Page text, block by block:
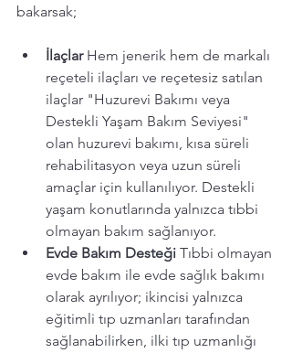
bakarsak;
İlaçlar Hem jenerik hem de markalı
reçeteli ilaçları ve reçetesiz satılan
ilaçlar "Huzurevi Bakımı veya
Destekli Yaşam Bakım Seviyesi"
olan huzurevi bakımı, kısa süreli
rehabilitasyon veya uzun süreli
amaçlar için kullanılıyor. Destekli
yaşam konutlarında yalnızca tıbbi
olmayan bakım sağlanıyor.
Evde Bakım Desteği Tıbbi olmayan
evde bakım ile evde sağlık bakımı
olarak ayrılıyor; ikincisi yalnızca
eğitimli tıp uzmanları tarafından
sağlanabilirken, ilki tıp uzmanlığı